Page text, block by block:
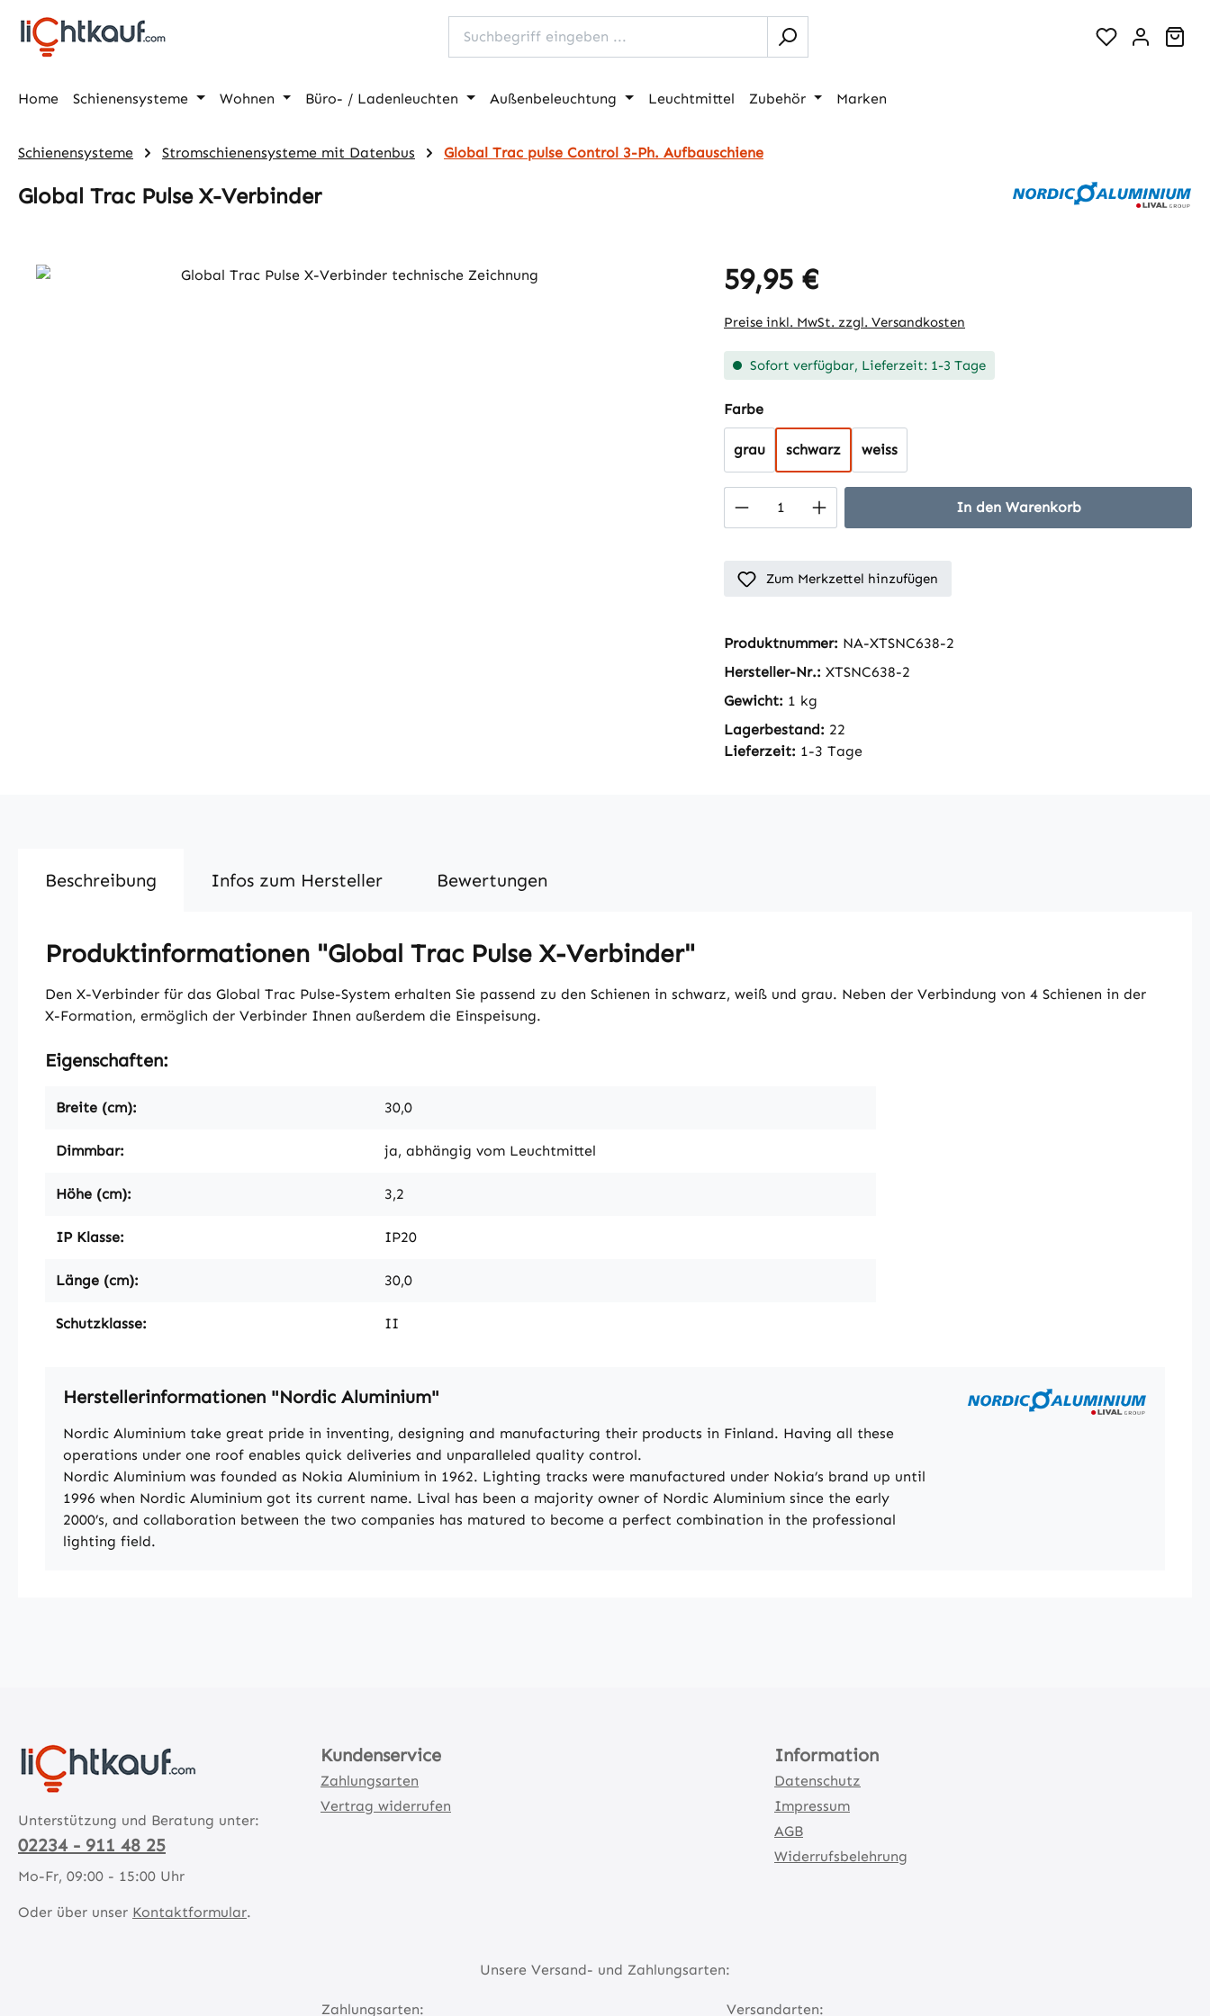
Hauptinhalt springen
Zur Suche springen
Zur Hauptnavigation springen
Home Schienensysteme Wohnen Büro- / Ladenleuchten Außenbeleuchtung Leuchtmittel Zubehör Marken
Schienensysteme Stromschienensysteme mit Datenbus Global Trac pulse Control 3-Ph. Aufbauschiene
Global Trac Pulse X-Verbinder
Bildergalerie überspringen Regulärer Preis:
59,95 €
Preise inkl. MwSt. zzgl. Versandkosten
Sofort verfügbar, Lieferzeit: 1-3 Tage
Farbeauswählen
grau schwarz weiss
Produkt Anzahl: Gib den gewünschten Wert
In den Warenkorb
Zum Merkzettel hinzufügen
Produktnummer: NA-XTSNC638-2
Hersteller-Nr.: XTSNC638-2
Gewicht: 1 kg
Lagerbestand: 22
Lieferzeit: 1-3 Tage
Beschreibung Infos zum Hersteller Bewertungen
Produktinformationen "Global Trac Pulse X-Verbinder"
Den X-Verbinder für das Global Trac Pulse-System erhalten Sie passend zu den Schienen in schwarz, weiß und grau. Neben der Verbindung von 4 Schienen in der
X-Formation, ermöglich der Verbinder Ihnen außerdem die Einspeisung.
Eigenschaften:
Breite (cm): 30,0
Dimmbar: ja, abhängig vom Leuchtmittel
Höhe (cm): 3,2
IP Klasse: IP20
Länge (cm): 30,0
Schutzklasse: II
Herstellerinformationen "Nordic Aluminium"
Nordic Aluminium take great pride in inventing, designing and manufacturing their products in Finland. Having all these
operations under one roof enables quick deliveries and unparalleled quality control.
Nordic Aluminium was founded as Nokia Aluminium in 1962. Lighting tracks were manufactured under Nokia’s brand up until
1996 when Nordic Aluminium got its current name. Lival has been a majority owner of Nordic Aluminium since the early
2000’s, and collaboration between the two companies has matured to become a perfect combination in the professional
lighting field.
Unterstützung und Beratung unter:
02234 - 911 48 25
Mo-Fr, 09:00 - 15:00 Uhr
Oder über unser Kontaktformular.
Kundenservice
Zahlungsarten
Vertrag widerrufen
Information
Datenschutz
Impressum
AGB
Widerrufsbelehrung
Unsere Versand- und Zahlungsarten:
Zahlungsarten: Versandarten: